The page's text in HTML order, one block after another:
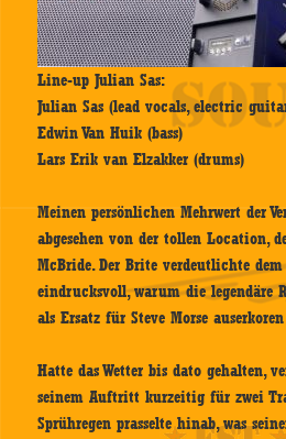
Line-up Julian Sas:
Julian Sas (lead vocals, electric
Edwin Van Huik (bass)
Lars Erik van Elzakker (drums)
Meinen persönlichen Mehrwert der
abgesehen von der tollen Location,
McBride. Der Brite verdeutlichte
eindrucksvoll, warum die legendäre
als Ersatz für Steve Morse
Hatte das Wetter bis dato gehalten,
seinem Auftritt kurzeitig für zwei
Sprühregen prasselte hinab, was